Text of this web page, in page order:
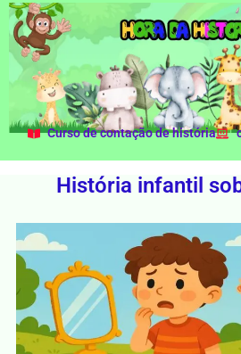
Curso de contação de história
História infantil